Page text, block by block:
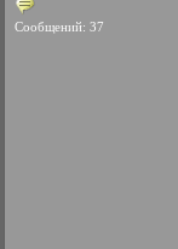
Сообщений: 37